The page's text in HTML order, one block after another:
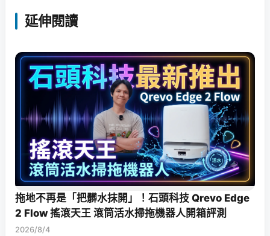
延伸閱讀
拖地不再是「把髒水抹開」！石頭科技 Qrevo Edge
2 Flow 搖滾天王 滾筒活水掃拖機器人開箱評測
2026/8/4